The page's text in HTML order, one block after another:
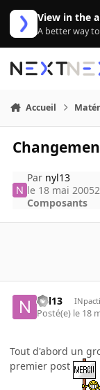
Aller au contenu
View in the
A better way
Accueil
Par nyl13
le 18 mai 2005
Composants
nyl13
Posté(e) le 18
Tout d'abord un
premier post